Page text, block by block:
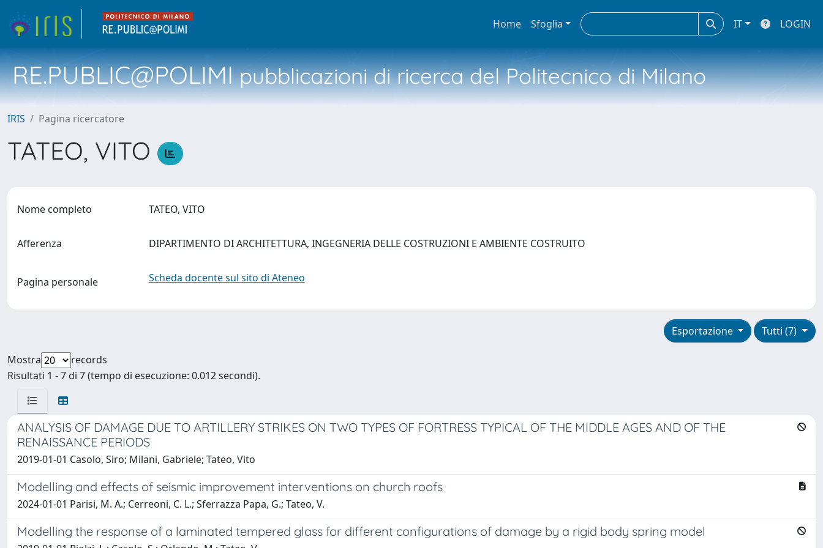
Home Sfoglia IT LOGIN
RE.PUBLIC@POLIMIpubblicazioni di ricerca del Politecnico di Milano
IRIS Pagina ricercatore
TATEO, VITO
Nome completo TATEO, VITO
Afferenza DIPARTIMENTO DI ARCHITETTURA, INGEGNERIA DELLE COSTRUZIONI E AMBIENTE COSTRUITO
Pagina personale Scheda docente sul sito di Ateneo
Tutti (7)
Esportazione
Mostra
records
Risultati 1 - 7 di 7 (tempo di esecuzione: 0.012 secondi).
ANALYSIS OF DAMAGE DUE TO ARTILLERY STRIKES ON TWO TYPES OF FORTRESS TYPICAL OF THE MIDDLE AGES AND OF THE
RENAISSANCE PERIODS
2019-01-01 Casolo, Siro; Milani, Gabriele; Tateo, Vito
Modelling and effects of seismic improvement interventions on church roofs
2024-01-01 Parisi, M. A.; Cerreoni, C. L.; Sferrazza Papa, G.; Tateo, V.
Modelling the response of a laminated tempered glass for different configurations of damage by a rigid body spring model